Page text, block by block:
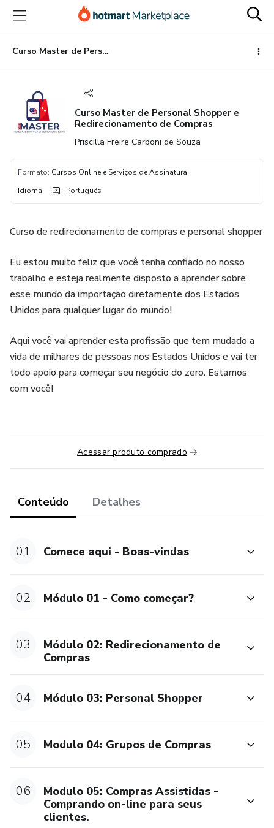
para
conteúdo
principal
para
pagamento
para
rodapé
Curso Master de Personal Shopper e Redirecionamento de Compras
Curso Master de Personal Shopper e
Redirecionamento de Compras
Priscilla Freire Carboni de Souza
Formato: Cursos Online e Serviços de Assinatura
Idioma: Português
Curso de redirecionamento de compras e personal shopper
Eu estou muito feliz que você tenha confiado no nosso
trabalho e esteja realmente disposto a aprender sobre
esse mundo da importação diretamente dos Estados
Unidos para qualquer lugar do mundo!
Aqui você vai aprender esta profissão que tem mudado a
vida de milhares de pessoas nos Estados Unidos e vai ter
todo apoio para começar seu negócio do zero. Estamos
com você!
Acessar produto comprado
Conteúdo Detalhes
01 Comece aqui - Boas-vindas
02 Módulo 01 - Como começar?
03
Módulo 02: Redirecionamento de
Compras
04 Módulo 03: Personal Shopper
05 Modulo 04: Grupos de Compras
06
Modulo 05: Compras Assistidas -
Comprando on-line para seus
clientes.